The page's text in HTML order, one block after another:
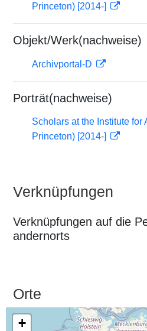
Princeton) [2014-]
Objekt/Werk(nachweise)
Archivportal-D
Porträt(nachweise)
Scholars at the Institute for
Princeton) [2014-]
Verknüpfungen
Verknüpfungen auf die
andernorts
Orte
+